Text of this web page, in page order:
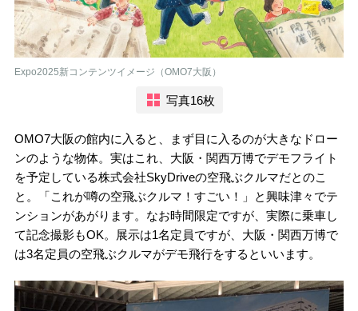
Expo2025新コンテンツイメージ（OMO7大阪）
写真16枚
OMO7大阪の館内に入ると、まず目に入るのが大きなドロー
ンのような物体。実はこれ、大阪・関西万博でデモフライト
を予定している株式会社SkyDriveの空飛ぶクルマだとのこ
と。「これが噂の空飛ぶクルマ！すごい！」と興味津々でテ
ンションがあがります。なお時間限定ですが、実際に乗車し
て記念撮影もOK。展示は1名定員ですが、大阪・関西万博で
は3名定員の空飛ぶクルマがデモ飛行をするといいます。